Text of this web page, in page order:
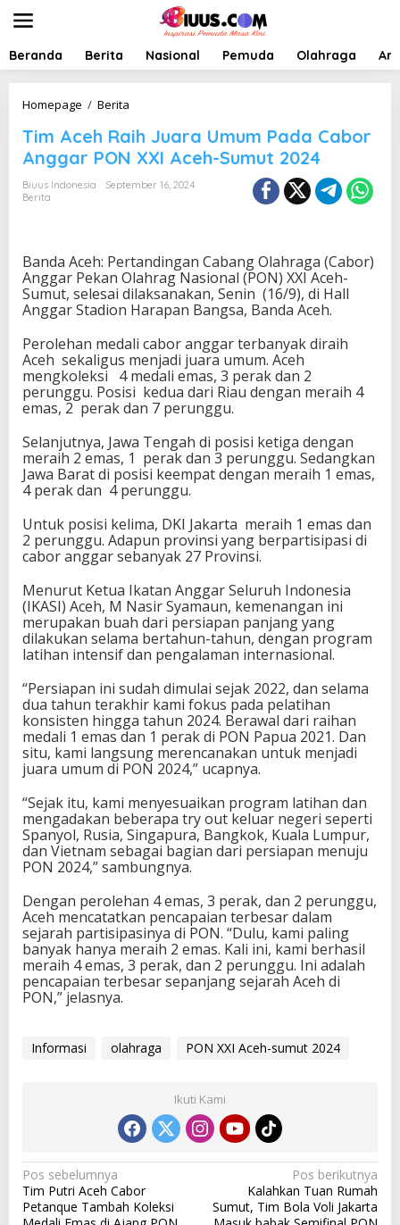
t
Beranda Berita Nasional Pemuda Olahraga
Homepage / Berita
m
A
c
e
h
J
u
a
a
U
m
u
m
a
d
a
C
b
o
r
n
g
g
a
r
O
N
X
X
I
A
c
h
-
S
u
m
t
2
0
2
4
Tim Aceh Raih Juara Umum Pada Cabor
Anggar PON XXI Aceh-Sumut 2024
Biuus Indonesia
September 16, 2024
Berita
Banda Aceh: Pertandingan Cabang Olahraga (Cabor)
Anggar Pekan Olahrag Nasional (PON) XXI Aceh-
Sumut, selesai dilaksanakan, Senin (16/9), di Hall
Anggar Stadion Harapan Bangsa, Banda Aceh.
Perolehan medali cabor anggar terbanyak diraih
Aceh sekaligus menjadi juara umum. Aceh
mengkoleksi 4 medali emas, 3 perak dan 2
perunggu. Posisi kedua dari Riau dengan meraih 4
emas, 2 perak dan 7 perunggu.
Selanjutnya, Jawa Tengah di posisi ketiga dengan
meraih 2 emas, 1 perak dan 3 perunggu. Sedangkan
Jawa Barat di posisi keempat dengan meraih 1 emas,
4 perak dan 4 perunggu.
Untuk posisi kelima, DKI Jakarta meraih 1 emas dan
2 perunggu. Adapun provinsi yang berpartisipasi di
cabor anggar sebanyak 27 Provinsi.
Menurut Ketua Ikatan Anggar Seluruh Indonesia
(IKASI) Aceh, M Nasir Syamaun, kemenangan ini
merupakan buah dari persiapan panjang yang
dilakukan selama bertahun-tahun, dengan program
latihan intensif dan pengalaman internasional.
“Persiapan ini sudah dimulai sejak 2022, dan selama
dua tahun terakhir kami fokus pada pelatihan
konsisten hingga tahun 2024. Berawal dari raihan
medali 1 emas dan 1 perak di PON Papua 2021. Dan
situ, kami langsung merencanakan untuk menjadi
juara umum di PON 2024,” ucapnya.
“Sejak itu, kami menyesuaikan program latihan dan
mengadakan beberapa try out keluar negeri seperti
Spanyol, Rusia, Singapura, Bangkok, Kuala Lumpur,
dan Vietnam sebagai bagian dari persiapan menuju
PON 2024,” sambungnya.
Dengan perolehan 4 emas, 3 perak, dan 2 perunggu,
Aceh mencatatkan pencapaian terbesar dalam
sejarah partisipasinya di PON. “Dulu, kami paling
banyak hanya meraih 2 emas. Kali ini, kami berhasil
meraih 4 emas, 3 perak, dan 2 perunggu. Ini adalah
pencapaian terbesar sepanjang sejarah Aceh di
PON,” jelasnya.
Informasi olahraga PON XXI Aceh-sumut 2024
Ikuti Kami
N
a
Pos sebelumnya
Tim Putri Aceh Cabor
Petanque Tambah Koleksi
Pos berikutnya
Kalahkan Tuan Rumah
Sumut, Tim Bola Voli Jakarta